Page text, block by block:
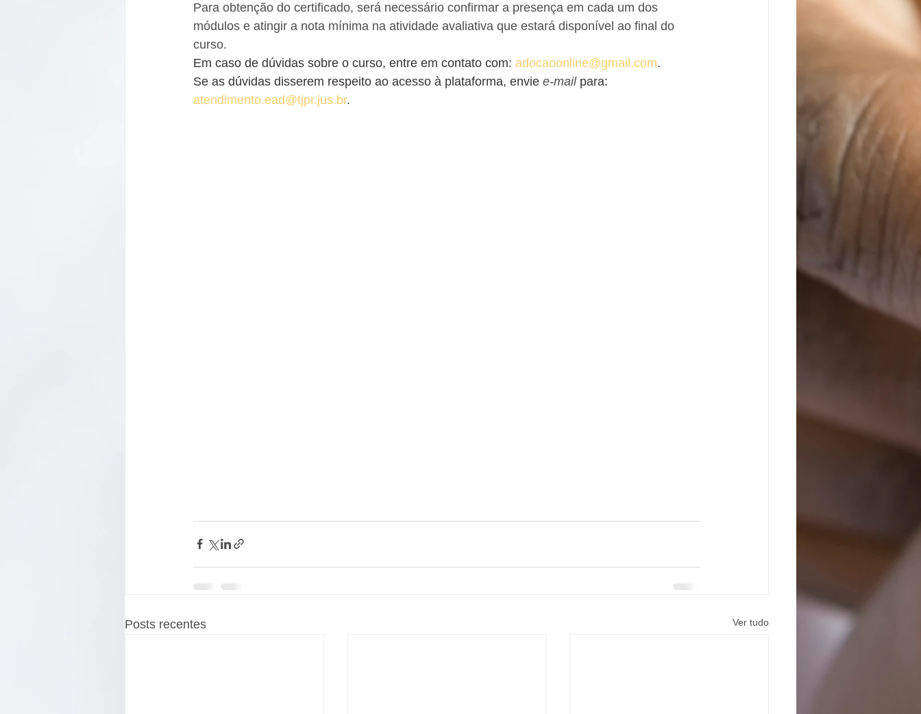
Para obtenção do certificado, será necessário confirmar a presença em cada um dos
módulos e atingir a nota mínima na atividade avaliativa que estará disponível ao final do
curso.
Em caso de dúvidas sobre o curso, entre em contato com: adocaoonline@gmail.com.
Se as dúvidas disserem respeito ao acesso à plataforma, envie e-mail para:
atendimento.ead@tjpr.jus.br.
Posts recentes Ver tudo